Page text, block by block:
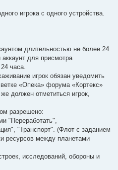
игрока с одного устройства.
длительностью не более 24
для присмотра
часа.
игрок обязан уведомить
«Опека» форума «Кортекс»
должен отметиться игрок,
разрешено:
"Переработать",
"Транспорт". (Флот с заданием
ресурсов между планетами
исследований, обороны и